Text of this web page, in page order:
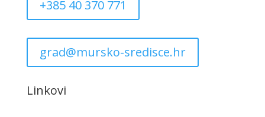
+385 40 370 771
grad@mursko-sredisce.hr
Linkovi